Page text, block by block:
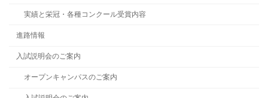
実績と栄冠・各種コンクール受賞内容
進路情報
入試説明会のご案内
オープンキャンパスのご案内